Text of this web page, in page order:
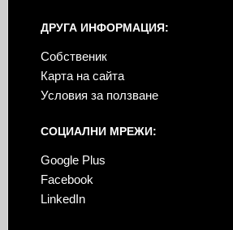
ДРУГА ИНФОРМАЦИЯ:
Собственик
Карта на сайта
Условия за ползване
СОЦИАЛНИ МРЕЖИ:
Google Plus
Facebook
LinkedIn